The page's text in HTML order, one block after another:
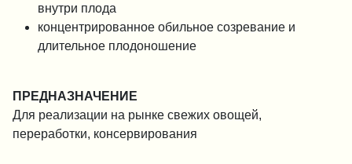
внутри плода
концентрированное обильное созревание и
длительное плодоношение
ПРЕДНАЗНАЧЕНИЕ
Для реализации на рынке свежих овощей,
переработки, консервирования